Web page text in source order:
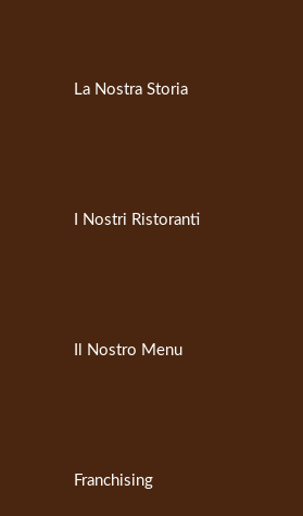
La Nostra Storia
I Nostri Ristoranti
Il Nostro Menu
Franchising